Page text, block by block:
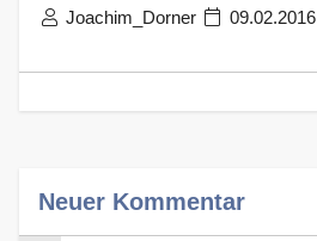
Joachim_Dorner 09.02.2016
Neuer Kommentar